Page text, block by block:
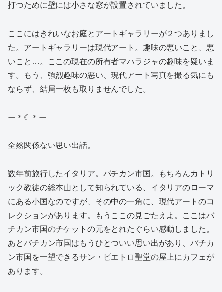
打つために壁には小さな窓が設置されていました。
ここにはきれいなお庭とアートギャラリーが２つありまし
た。アートギャラリーは現代アート。趣味の悪いこと、悪
いこと…。ここの現在の所有者マハラジャの趣味を疑いま
す。もう、強烈趣味の悪い、現代アート写真を撮る気にも
ならず、結局一枚も取りませんでした。
ー＊☾＊ー
全然関係ない思い出話。
数年前旅行したイタリア。バチカン市国。もちろんカトリ
ック教徒の総本山として知られている、イタリアのローマ
にある小国なのですが、その中の一角に、現代アートのコ
レクションがあります。もうここの見ごたえよ。ここはバ
チカン市国のチケットの元をとれたぐらい感動しました。
あとバチカン市国はもうひとついい思い出があり、バチカ
ン市国を一望できるサン・ピエトロ聖堂の屋上にカフェが
あります。